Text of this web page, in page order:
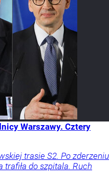
Warszawy. Cztery
trasie S2. Po zderzeniu
do szpitala. Ruch